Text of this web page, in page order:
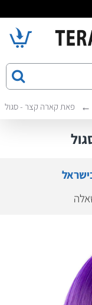
פאת קארה קצר - סגול